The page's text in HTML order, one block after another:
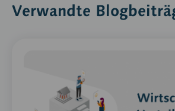
Verwandte